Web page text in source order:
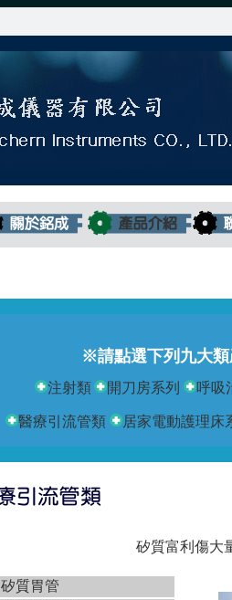
※請點選下列九大
注射類 開刀房系列 呼吸
醫療引流管類 居家電動護理床
矽質富利傷大
矽質胃管